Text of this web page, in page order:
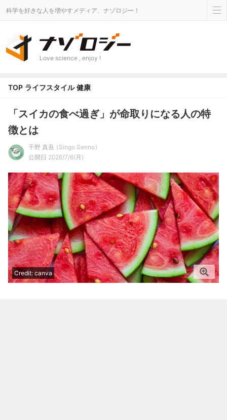
科学を好きな人を増やすメディア、ナゾロジー！
Love science , enjoy !
TOP ライフスタイル 健康
「スイカの食べ過ぎ」が命取りになる人の特
徴とは
千野 真吾
Singo Senno
公開日 2026/7/6(月)
Credit: canva